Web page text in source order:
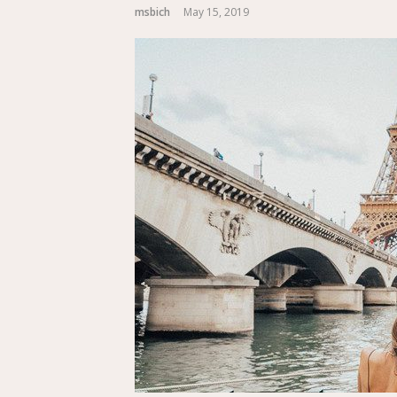
msbich May 15, 2019